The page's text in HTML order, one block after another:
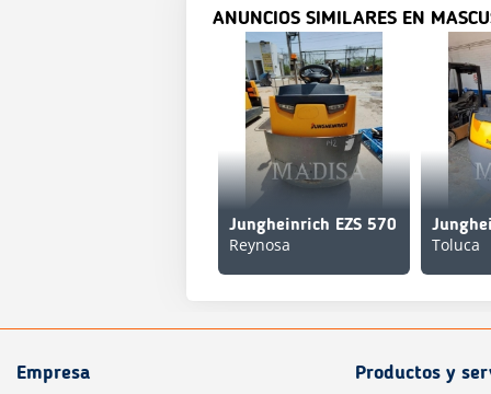
ANUNCIOS SIMILARES EN
Jungheinrich EZS 570
Reynosa Toluca
Empresa Productos y